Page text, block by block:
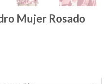
Mujer Rosado